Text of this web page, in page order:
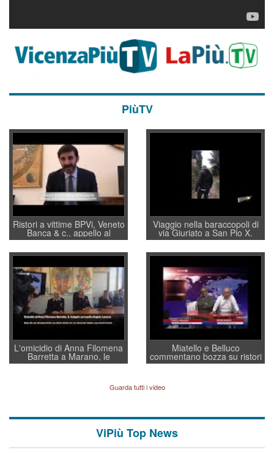
PiùTV
Ristori a vittime BPVi, Veneto
Banca & c., appello al
sottosegretario Alessio
Villarosa: per mettere ordine
convochi con Di Maio CNCU
a supporto della cabina di
regia al Mef
Viaggio nella baraccopoli di
via Giuriato a San Pio X.
Vicenza ai Vicentini: “faremo
un regalo di Natale ai
residenti”
L'omicidio di Anna Filomena
Barretta a Marano, le
indagini dei carabinieri di
quelle di... Barbara D'Urso
Miatello e Belluco
commentano bozza su ristori
BPVi e Veneto Banca
Guarda tutti i video
ViPiù Top News